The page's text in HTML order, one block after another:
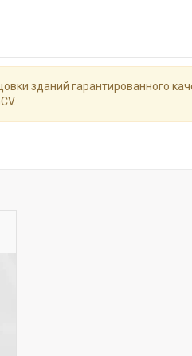
зданий гарантированного